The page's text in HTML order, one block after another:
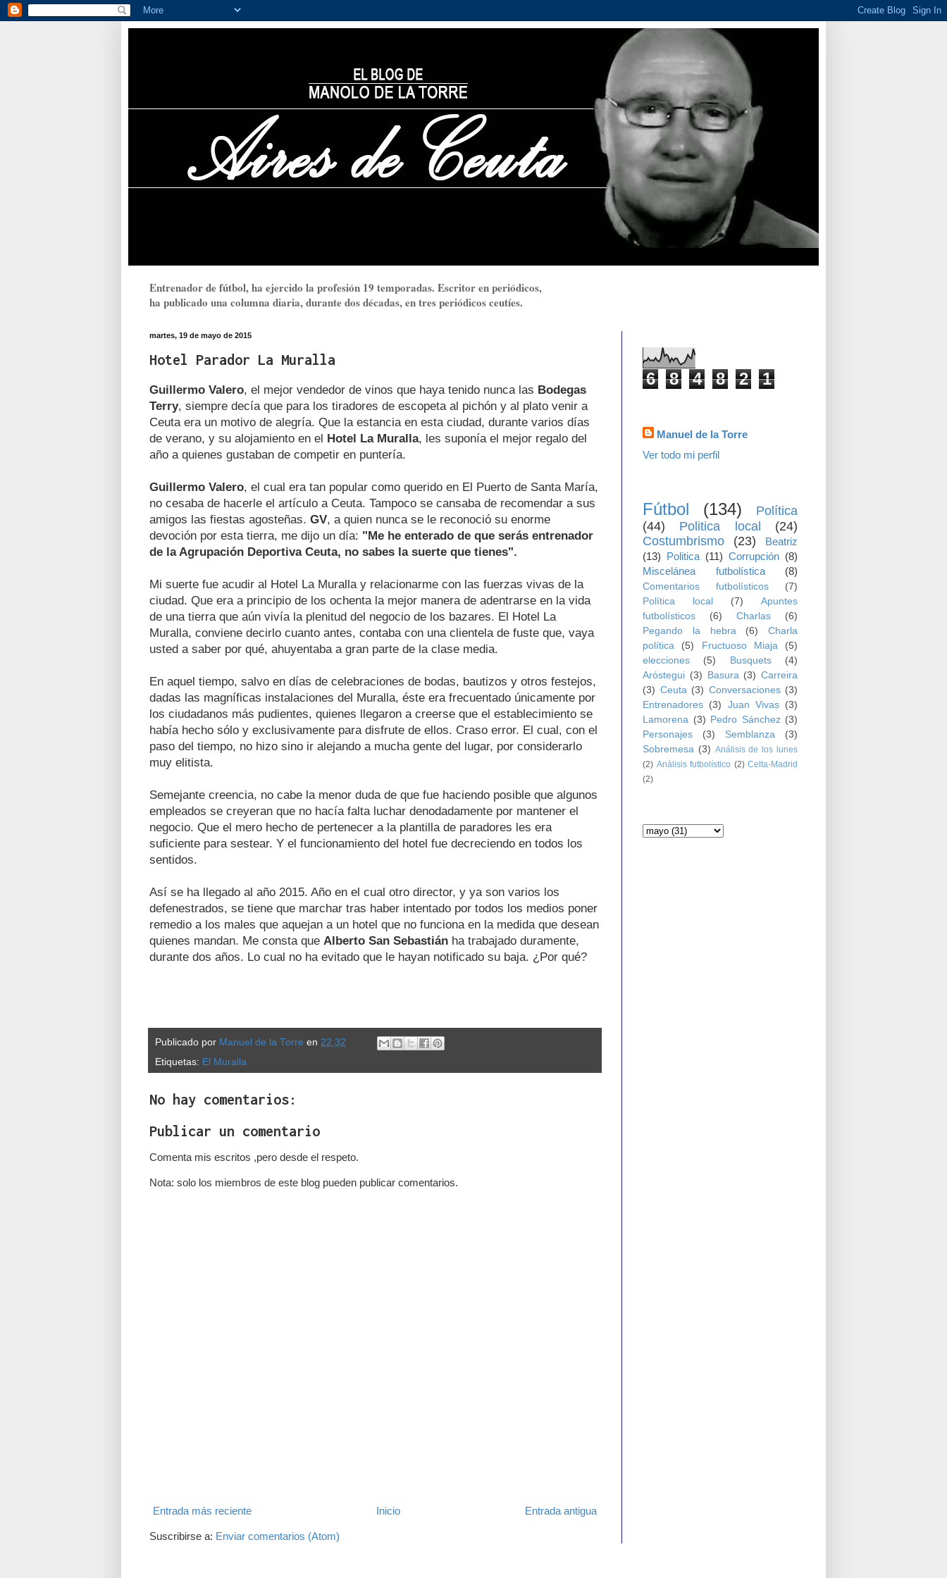
Entrenador de fútbol, ha ejercido la profesión 19 temporadas. Escritor en periódicos,
ha publicado una columna diaria, durante dos décadas, en tres periódicos ceutíes.
martes, 19 de mayo de 2015
Hotel Parador La Muralla
Guillermo Valero, el mejor vendedor de vinos que haya tenido nunca las Bodegas
Terry, siempre decía que para los tiradores de escopeta al pichón y al plato venir a
Ceuta era un motivo de alegría. Que la estancia en esta ciudad, durante varios días
de verano, y su alojamiento en el Hotel La Muralla, les suponía el mejor regalo del
año a quienes gustaban de competir en puntería.
Guillermo Valero, el cual era tan popular como querido en El Puerto de Santa María,
no cesaba de hacerle el artículo a Ceuta. Tampoco se cansaba de recomendar a sus
amigos las fiestas agosteñas. GV, a quien nunca se le reconoció su enorme
devoción por esta tierra, me dijo un día: "Me he enterado de que serás entrenador
de la Agrupación Deportiva Ceuta, no sabes la suerte que tienes".
Mi suerte fue acudir al Hotel La Muralla y relacionarme con las fuerzas vivas de la
ciudad. Que era a principio de los ochenta la mejor manera de adentrarse en la vida
de una tierra que aún vivía la plenitud del negocio de los bazares. El Hotel La
Muralla, conviene decirlo cuanto antes, contaba con una clientela de fuste que, vaya
usted a saber por qué, ahuyentaba a gran parte de la clase media.
En aquel tiempo, salvo en días de celebraciones de bodas, bautizos y otros festejos,
dadas las magníficas instalaciones del Muralla, éste era frecuentado únicamente por
los ciudadanos más pudientes, quienes llegaron a creerse que el establecimiento se
había hecho sólo y exclusivamente para disfrute de ellos. Craso error. El cual, con el
paso del tiempo, no hizo sino ir alejando a mucha gente del lugar, por considerarlo
muy elitista.
Semejante creencia, no cabe la menor duda de que fue haciendo posible que algunos
empleados se creyeran que no hacía falta luchar denodadamente por mantener el
negocio. Que el mero hecho de pertenecer a la plantilla de paradores les era
suficiente para sestear. Y el funcionamiento del hotel fue decreciendo en todos los
sentidos.
Así se ha llegado al año 2015. Año en el cual otro director, y ya son varios los
defenestrados, se tiene que marchar tras haber intentado por todos los medios poner
remedio a los males que aquejan a un hotel que no funciona en la medida que desean
quienes mandan. Me consta que Alberto San Sebastián ha trabajado duramente,
durante dos años. Lo cual no ha evitado que le hayan notificado su baja. ¿Por qué?
Publicado por Manuel de la Torre en 22:32
Etiquetas: El Muralla
No hay comentarios:
Publicar un comentario
Comenta mis escritos ,pero desde el respeto.
Nota: solo los miembros de este blog pueden publicar comentarios.
Entrada más reciente Entrada antigua
Inicio
Suscribirse a: Enviar comentarios (Atom)
6 8 4 8 2 1
Manuel de la Torre
Ver todo mi perfil
Fútbol (134)
Política
(44)
Politica local
(24)
Costumbrismo
(23)
Beatriz
(13) Politica (11) Corrupción (8)
Miscelánea futbolística
(8)
Comentarios futbolísticos
(7)
Política local
(7)
Apuntes
futbolísticos
(6) Charlas
(6)
Pegando la hebra
(6)
Charla
política
(5) Fructuoso Miaja
(5)
elecciones
(5) Busquets
(4)
Aróstegui (3) Basura (3) Carreira
(3) Ceuta (3) Conversaciones (3)
Entrenadores (3) Juan Vivas
(3)
Lamorena (3) Pedro Sánchez (3)
Personajes
(3) Semblanza
(3)
Sobremesa (3) Análisis de los lunes
(2) Análisis futbolístico (2) Celta-Madrid
(2)